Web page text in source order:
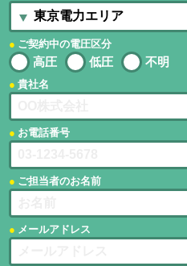
ご契約中の電圧区分
高圧 低圧 不明
貴社名
お電話番号
ご担当者のお名前
メールアドレス